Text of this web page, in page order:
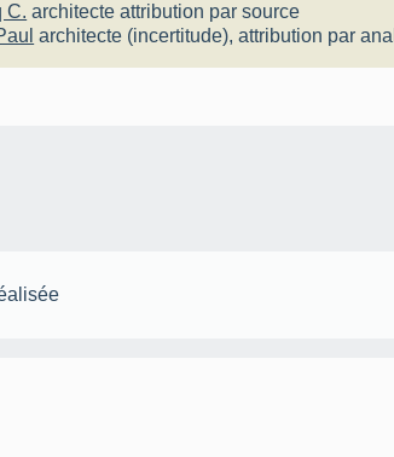
C. architecte attribution par source
architecte (incertitude),attribution par